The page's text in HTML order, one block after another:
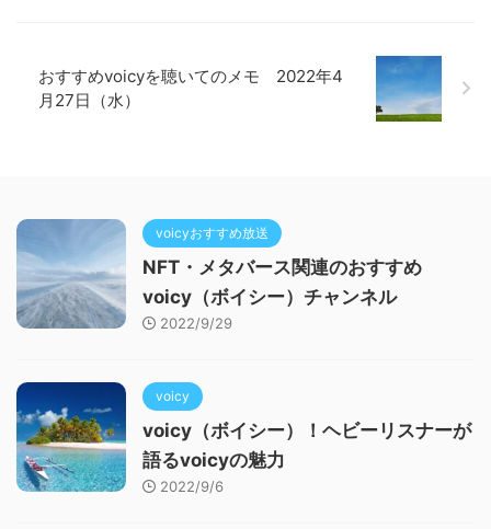
おすすめvoicyを聴いてのメモ 2022年4
月27日（水）
voicyおすすめ放送
NFT・メタバース関連のおすすめ
voicy（ボイシー）チャンネル
2022/9/29
voicy
voicy（ボイシー）！ヘビーリスナーが
語るvoicyの魅力
2022/9/6